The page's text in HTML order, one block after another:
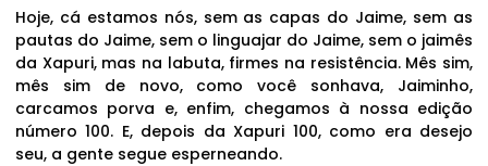
Hoje, cá estamos nós, sem as capas do Jaime, sem as
pautas do Jaime, sem o linguajar do Jaime, sem o jaimês
da Xapuri, mas na labuta, firmes na resistência. Mês sim,
mês sim de novo, como você sonhava, Jaiminho,
carcamos porva e, enfim, chegamos à nossa edição
número 100. E, depois da Xapuri 100, como era desejo
seu, a gente segue esperneando.